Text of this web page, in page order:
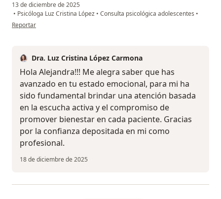
13 de diciembre de 2025
• Psicóloga Luz Cristina López • Consulta psicológica adolescentes •
en opinión del usuario Alejandra
Reportar
Dra. Luz Cristina López Carmona
Hola Alejandra!!! Me alegra saber que has
avanzado en tu estado emocional, para mi ha
sido fundamental brindar una atención basada
en la escucha activa y el compromiso de
promover bienestar en cada paciente. Gracias
por la confianza depositada en mi como
profesional.
18 de diciembre de 2025